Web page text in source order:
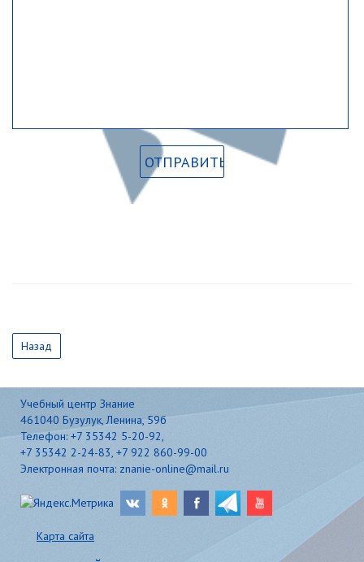
Назад
Учебный центр Знание
461040 Бузулук, Ленина, 59б
Телефон: +7 35342 5-20-92,
+7 35342 2-24-83, +7 922 860-99-00
Электронная почта: znanie-online@mail.ru
Карта сайта